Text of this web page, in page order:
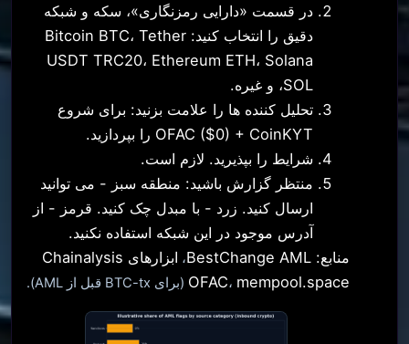
در قسمت «دارایی رمزنگاری»، سکه و شبکه
دقیق را انتخاب کنید: Bitcoin BTC، Tether
USDT TRC20، Ethereum ETH، Solana
SOL، و غیره.
تحلیل کننده ها را علامت بزنید: برای شروع
OFAC ($0) + CoinKYT را بپردازید.
شرایط را بپذیرید. لازم است.
منتظر گزارش باشید: منطقه سبز - می توانید
ارسال کنید. زرد - با مبدل چک کنید. قرمز - از
آدرس موجود در این شبکه استفاده نکنید.
منابع: BestChange AML،
ابزارهای Chainalysis
OFAC، mempool.space (برای BTC-tx قبل از AML).